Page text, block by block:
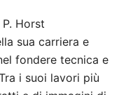
Horst
sua carriera e
fondere tecnica e
i suoi lavori più